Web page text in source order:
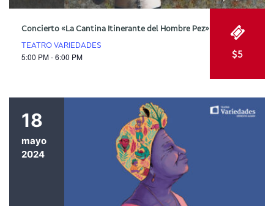
Concierto «La Cantina Itinerante del Hombre Pez»
TEATRO VARIEDADES
5:00 PM - 6:00 PM $5
18
mayo
2024